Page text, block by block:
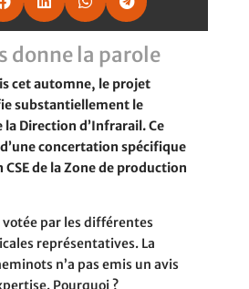
donne la parole
cet automne, le projet
substantiellement le
Direction d’Infrarail. Ce
concertation spécifique
de la Zone de production
votée par les différentes
représentatives. La
n’a pas emis un avis
Pourquoi ?